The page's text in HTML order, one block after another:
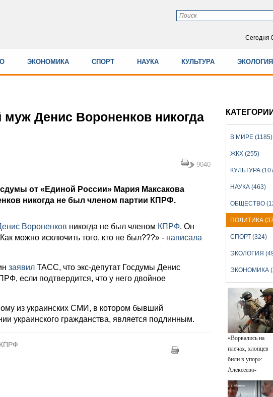
Сегодня
ЭКОНОМИКА СПОРТ НАУКА КУЛЬТУРА ЭКОЛОГИЯ
Денис Вороненков никогда
9040
от «Единой России» Мария Максакова
никогда не был членом партии КПРФ.
Вороненков никогда не был членом КПРФ. Он
можно исключить того, кто не был???» - написала
заявил ТАСС, что экс-депутат Госдумы Денис
если подтвердится, что у него двойное
из украинских СМИ, в котором бывший
украинского гражданства, является подлинным.
КАТЕГОРИИ
В МИРЕ (1185)
ЖКХ (255)
КУЛЬТУРА
НАУКА (463)
ОБЩЕСТВО
ПОЛИТИКА
СПОРТ (324)
ЭКОЛОГИЯ
ЭКОНОМИКА
«Ворвались на
плечах, хлопцев
били в упор»:
Алексеево-
Дружковка стала
могильником для